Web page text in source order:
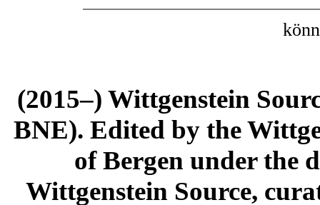
(2015–) Wittgenstein
BNE). Edited by the
of Bergen under the
Wittgenstein Source,